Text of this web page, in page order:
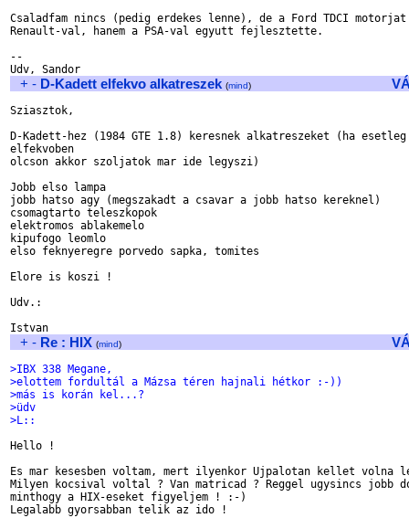
Csaladfam nincs (pedig erdekes lenne), de a Ford TDCI
Renault-val, hanem a PSA-val egyutt fejlesztette.
--
+ - D-Kadett elfekvo alkatreszek (mind)
Sziasztok,
D-Kadett-hez (1984 GTE 1.8) keresnek alkatreszeket (ha
elfekvoben
olcson akkor szoljatok mar ide legyszi)
Jobb elso lampa
jobb hatso agy (megszakadt a csavar a jobb hatso kereknel)
csomagtarto teleszkopok
elektromos ablakemelo
kipufogo leomlo
elso feknyeregre porvedo sapka, tomites
Elore is koszi !
Udv.:
+ - Re : HIX (mind)
>IBX 338 Megane,
>elottem fordultál a Mázsa téren hajnali hétkor :-))
>más is korán kel...?
>üdv
>L::
Hello !
Es mar kesesben voltam, mert ilyenkor Ujpalotan kellet volna
Milyen kocsival voltal ? Van matricad ? Reggel ugysincs jobb
minthogy a HIX-eseket figyeljem ! :-)
Legalabb gyorsabban telik az ido !